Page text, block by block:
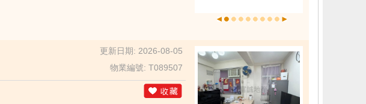
更新日期: 2026-08-05
物業編號: T089507